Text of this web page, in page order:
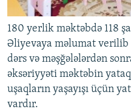
180 yerlik məktəbdə 118
Əliyevaya məlumat
dərs və məşğələlərdən
əksəriyyəti məktəbin
uşaqların yaşayışı üçün
vardır.